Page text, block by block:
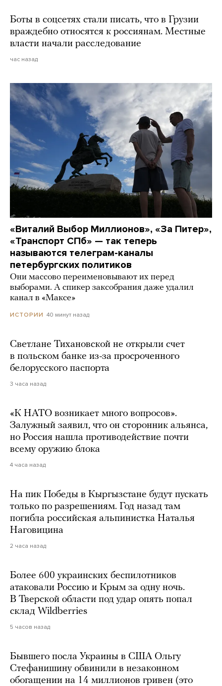
Боты в соцсетях стали писать, что в Грузии
враждебно относятся к россиянам. Местные
власти начали расследование
час назад
«Виталий Выбор Миллионов», «За Питер»,
«Транспорт СПб» — так теперь
называются телеграм-каналы
петербургских политиков
Они массово переименовывают их перед
выборами. А спикер заксобрания даже удалил
канал в «Максе»
ИСТОРИИ 40 минут назад
Светлане Тихановской не открыли счет
в польском банке из-за просроченного
белорусского паспорта
3 часа назад
«К НАТО возникает много вопросов».
Залужный заявил, что он сторонник альянса,
но Россия нашла противодействие почти
всему оружию блока
4 часа назад
На пик Победы в Кыргызстане будут пускать
только по разрешениям. Год назад там
погибла российская альпинистка Наталья
Наговицина
2 часа назад
Более 600 украинских беспилотников
атаковали Россию и Крым за одну ночь.
В Тверской области под удар опять попал
склад Wildberries
5 часов назад
Бывшего посла Украины в США Ольгу
Стефанишину обвинили в незаконном
обогащении на 14 миллионов гривен (это